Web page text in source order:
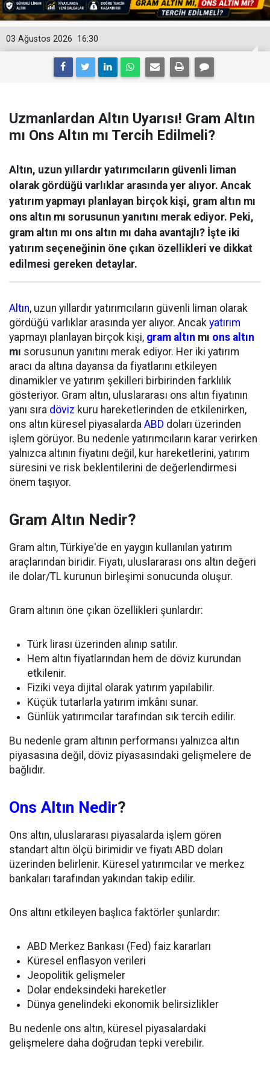
16:30
03 Ağustos 2026
Uzmanlardan Altın Uyarısı! Gram Altın
mı Ons Altın mı Tercih Edilmeli?
Altın, uzun yıllardır yatırımcıların güvenli liman
olarak gördüğü varlıklar arasında yer alıyor. Ancak
yatırım yapmayı planlayan birçok kişi, gram altın mı
ons altın mı sorusunun yanıtını merak ediyor. Peki,
gram altın mı ons altın mı daha avantajlı? İşte iki
yatırım seçeneğinin öne çıkan özellikleri ve dikkat
edilmesi gereken detaylar.
Altın, uzun yıllardır yatırımcıların güvenli liman olarak
gördüğü varlıklar arasında yer alıyor. Ancak yatırım
yapmayı planlayan birçok kişi, gram altın mı ons altın
mı sorusunun yanıtını merak ediyor. Her iki yatırım
aracı da altına dayansa da fiyatlarını etkileyen
dinamikler ve yatırım şekilleri birbirinden farklılık
gösteriyor. Gram altın, uluslararası ons altın fiyatının
yanı sıra döviz kuru hareketlerinden de etkilenirken,
ons altın küresel piyasalarda ABD doları üzerinden
işlem görüyor. Bu nedenle yatırımcıların karar verirken
yalnızca altının fiyatını değil, kur hareketlerini, yatırım
süresini ve risk beklentilerini de değerlendirmesi
önem taşıyor.
Gram Altın Nedir?
Gram altın, Türkiye'de en yaygın kullanılan yatırım
araçlarından biridir. Fiyatı, uluslararası ons altın değeri
ile dolar/TL kurunun birleşimi sonucunda oluşur.
Gram altının öne çıkan özellikleri şunlardır:
Türk lirası üzerinden alınıp satılır.
Hem altın fiyatlarından hem de döviz kurundan
etkilenir.
Fiziki veya dijital olarak yatırım yapılabilir.
Küçük tutarlarla yatırım imkânı sunar.
Günlük yatırımcılar tarafından sık tercih edilir.
Bu nedenle gram altının performansı yalnızca altın
piyasasına değil, döviz piyasasındaki gelişmelere de
bağlıdır.
Ons Altın Nedir?
Ons altın, uluslararası piyasalarda işlem gören
standart altın ölçü birimidir ve fiyatı ABD doları
üzerinden belirlenir. Küresel yatırımcılar ve merkez
bankaları tarafından yakından takip edilir.
Ons altını etkileyen başlıca faktörler şunlardır:
ABD Merkez Bankası (Fed) faiz kararları
Küresel enflasyon verileri
Jeopolitik gelişmeler
Dolar endeksindeki hareketler
Dünya genelindeki ekonomik belirsizlikler
Bu nedenle ons altın, küresel piyasalardaki
gelişmelere daha doğrudan tepki verebilir.